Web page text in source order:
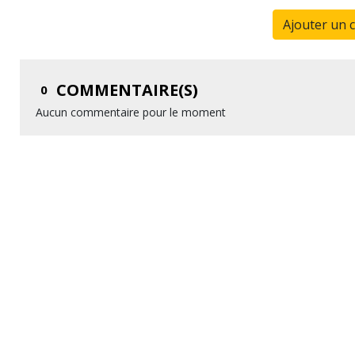
Ajouter un
0 COMMENTAIRE(S)
Aucun commentaire pour le moment